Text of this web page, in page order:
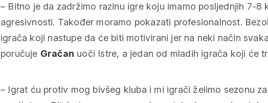
– Bitno je da zadržimo razinu igre koju imamo posljednjih 7-8
agresivnosti. Također moramo pokazati profesionalnost.
igrača koji nastupe da će biti motivirani jer na neki način
poručuje Gračan uoči Istre, a jedan od mladih igrača koji će
– Igrat ću protiv mog bivšeg kluba i mi igrači želimo sezonu